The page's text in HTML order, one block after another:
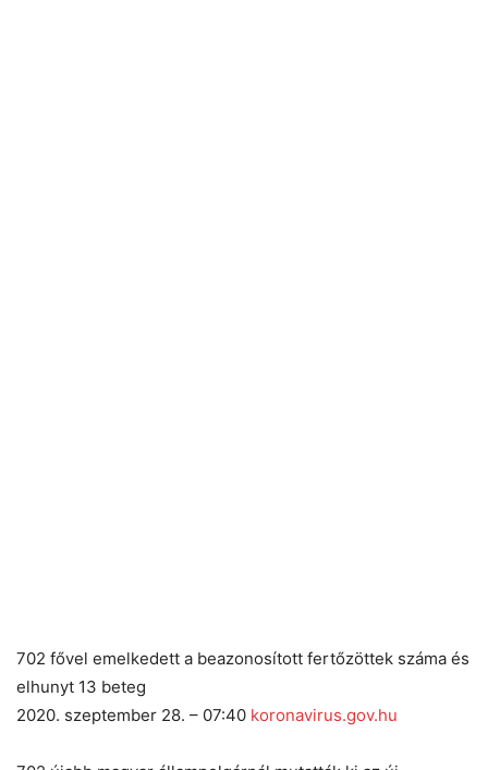
702 fővel emelkedett a beazonosított fertőzöttek száma és
elhunyt 13 beteg
2020. szeptember 28. – 07:40 koronavirus.gov.hu